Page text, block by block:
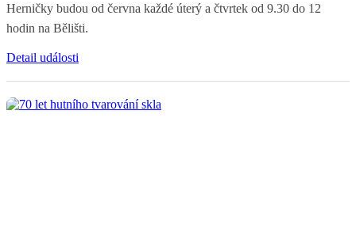
Herničky budou od června každé úterý a čtvrtek od 9.30 do 12
hodin na Bělišti.
Detail události